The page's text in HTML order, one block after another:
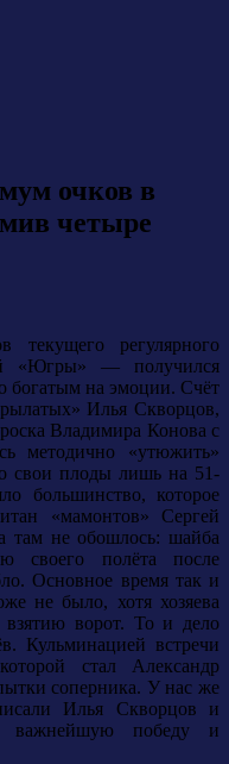
очков в
четыре
регулярного
«Югры» — получился
богатым на эмоции. Счёт
Илья Скворцов,
Владимира Конова с
методично «утюжить»
свои плоды лишь на 51-
большинство, которое
«мамонтов» Сергей
там не обошлось: шайба
своего полёта после
Основное время так и
не было, хотя хозяева
ворот. То и дело
Кульминацией встречи
стал Александр
соперника. У нас же
Илья Скворцов и
важнейшую победу и